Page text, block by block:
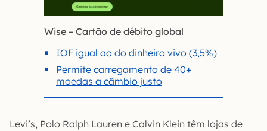
Wise – Cartão de débito global
IOF igual ao do dinheiro vivo (3,5%)
Permite carregamento de 40+
moedas a câmbio justo
Levi’s, Polo Ralph Lauren e Calvin Klein têm lojas de